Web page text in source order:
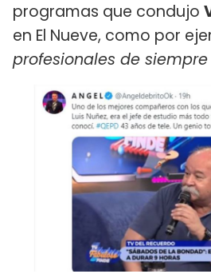
programas que condujo
en El Nueve, como por
profesionales de siempre